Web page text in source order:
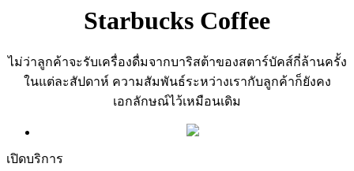
Starbucks Coffee
ไม่ว่าลูกค้าจะรับเครื่องดื่มจากบาริสต้าของสตาร์บัคส์กี่ล้านครั้ง
ในแต่ละสัปดาห์ ความสัมพันธ์ระหว่างเรากับลูกค้าก็ยังคง
เอกลักษณ์ไว้เหมือนเดิม
เปิดบริการ